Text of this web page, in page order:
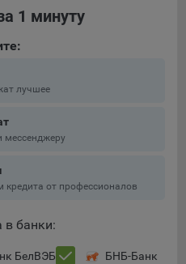
1 минуту
лучшее
мессенджеру
кредита от профессионалов
в банки:
БелВЭБ БНБ-Банк